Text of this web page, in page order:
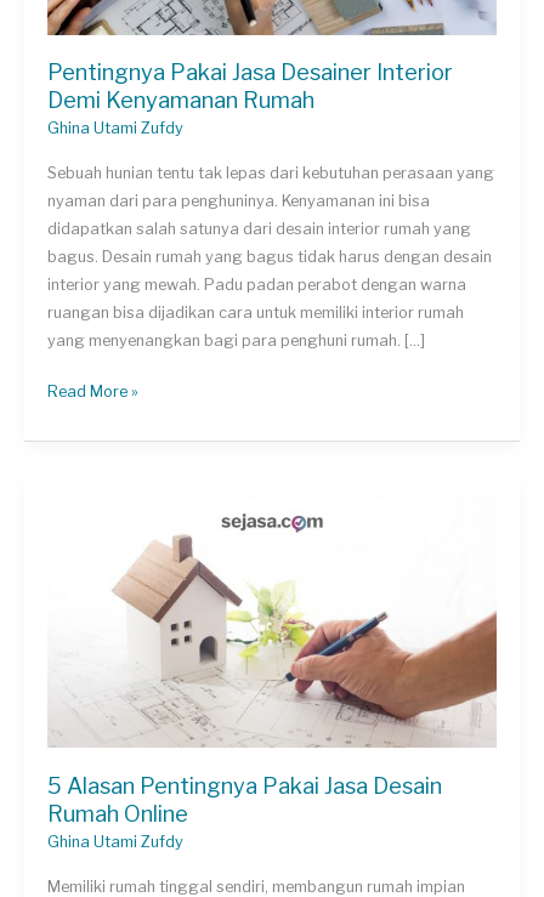
Pentingnya Pakai Jasa Desainer Interior
Demi Kenyamanan Rumah
Ghina Utami Zufdy
Sebuah hunian tentu tak lepas dari kebutuhan perasaan yang
nyaman dari para penghuninya. Kenyamanan ini bisa
didapatkan salah satunya dari desain interior rumah yang
bagus. Desain rumah yang bagus tidak harus dengan desain
interior yang mewah. Padu padan perabot dengan warna
ruangan bisa dijadikan cara untuk memiliki interior rumah
yang menyenangkan bagi para penghuni rumah. […]
Pentingnya
Jasa
Kenyamanan
Read More »
5 Alasan Pentingnya Pakai Jasa Desain
Rumah Online
Ghina Utami Zufdy
Memiliki rumah tinggal sendiri, membangun rumah impian